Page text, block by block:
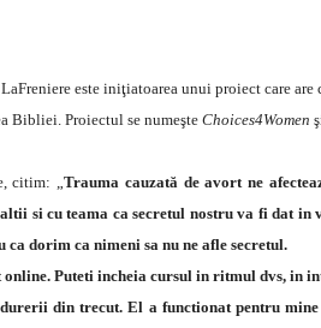
este iniţiatoarea unui proiect care are
Bibliei. Proiectul se numeşte Choices4Women
citim: „Trauma cauzată de avort ne
si cu teama ca secretul nostru va fi dat in
dorim ca nimeni sa nu ne afle secretul.
Puteti incheia cursul in ritmul dvs, in
din trecut. El a functionat pentru